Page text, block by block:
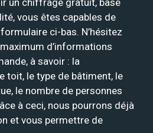
vous êtes capables de
ci-bas. N’hésitez
d’informations
à savoir : la
toit, le type de bâtiment, le
le nombre de personnes
à ceci, nous pourrons déjà
et vous permettre de